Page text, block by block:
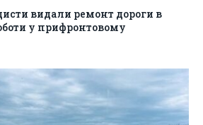
видали ремонт дороги в
у прифронтовому